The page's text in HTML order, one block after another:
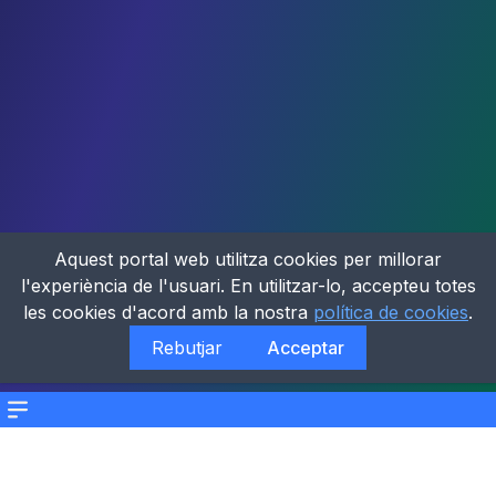
Menu
Aquest portal web utilitza cookies per millorar
l'experiència de l'usuari. En utilitzar-lo, accepteu totes
les cookies d'acord amb la nostra política de cookies.
Rebutjar
Acceptar